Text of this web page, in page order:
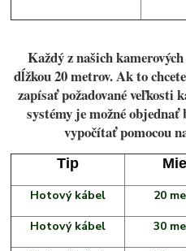
Každý z našich
dĺžkou 20 metrov. Ak to
zapísať požadované veľkosti
systémy je možné objednať
vypočítať pomocou
Tip
Hotový kábel 20
Hotový kábel
30